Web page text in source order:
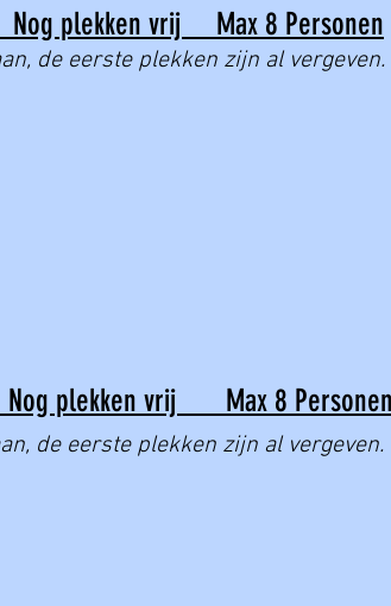
plekken vrij Max 8 Personen
de eerste plekken zijn al vergeven.
plekken vrij Max 8 Personen
de eerste plekken zijn al vergeven.